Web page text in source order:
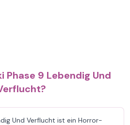
Phase 9 Lebendig Und
Und Verflucht ist ein Horror-